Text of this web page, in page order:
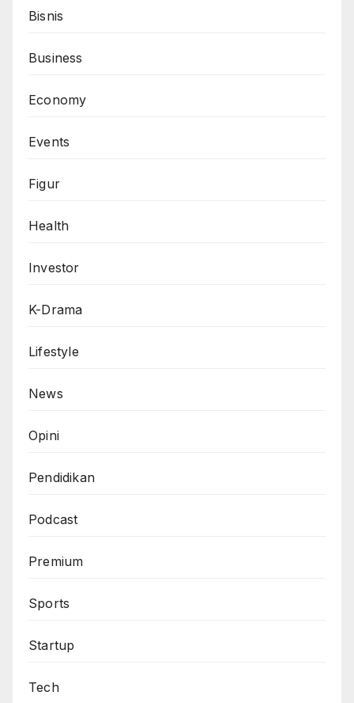
Bisnis
Business
Economy
Events
Figur
Health
Investor
K-Drama
Lifestyle
News
Opini
Pendidikan
Podcast
Premium
Sports
Startup
Tech